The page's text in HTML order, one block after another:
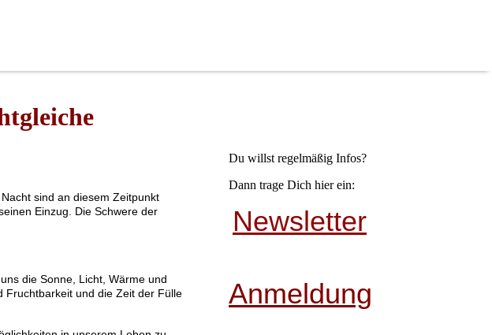
sind an diesem Zeitpunkt
Einzug. Die Schwere der
die Sonne, Licht, Wärme und
Fruchtbarkeit und die Zeit der Fülle
Du willst regelmäßig Infos?
Dann trage Dich hier ein:
Newsletter
Anmeldung